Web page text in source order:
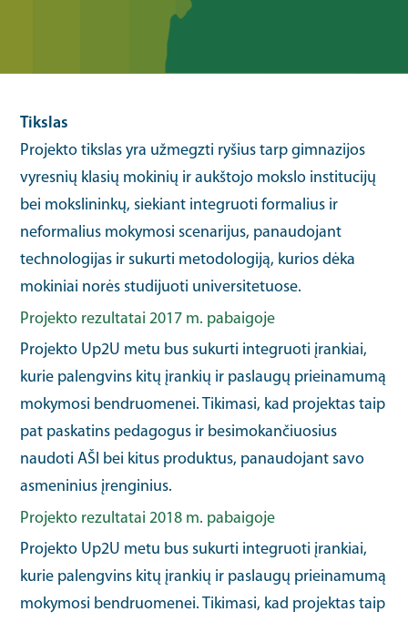
Tikslas
Projekto tikslas yra užmegzti ryšius tarp gimnazijos
vyresnių klasių mokinių ir aukštojo mokslo institucijų
bei mokslininkų, siekiant integruoti formalius ir
neformalius mokymosi scenarijus, panaudojant
technologijas ir sukurti metodologiją, kurios dėka
mokiniai norės studijuoti universitetuose.
Projekto rezultatai 2017 m. pabaigoje
Projekto Up2U metu bus sukurti integruoti įrankiai,
kurie palengvins kitų įrankių ir paslaugų prieinamumą
mokymosi bendruomenei. Tikimasi, kad projektas taip
pat paskatins pedagogus ir besimokančiuosius
naudoti AŠI bei kitus produktus, panaudojant savo
asmeninius įrenginius.
Projekto rezultatai 2018 m. pabaigoje
Projekto Up2U metu bus sukurti integruoti įrankiai,
kurie palengvins kitų įrankių ir paslaugų prieinamumą
mokymosi bendruomenei. Tikimasi, kad projektas taip